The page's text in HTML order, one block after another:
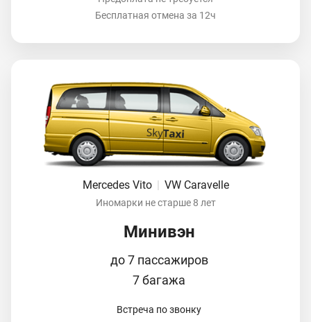
Бесплатная отмена за 12ч
Mercedes Vito VW Caravelle
Иномарки не старше 8 лет
Минивэн
до 7 пассажиров
7 багажа
Встреча по звонку